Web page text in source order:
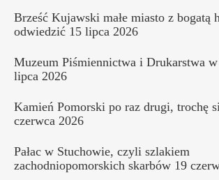
Brześć Kujawski małe miasto z bogatą
odwiedzić 15 lipca 2026
Muzeum Piśmiennictwa i Drukarstwa
lipca 2026
Kamień Pomorski po raz drugi, trochę
czerwca 2026
Pałac w Stuchowie, czyli szlakiem
zachodniopomorskich skarbów 19